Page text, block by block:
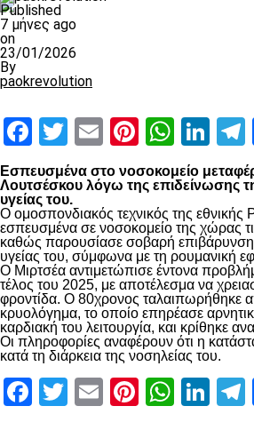
Published
7 μήνες ago
on
23/01/2026
By
paokrevolution
Facebook
Twitter
EmailPinterest
Εσπευσμένα στο νοσοκομείο
Λουτσέσκου λόγω της επιδείνωσης
υγείας του.
Ο ομοσπονδιακός τεχνικός της εθνικής
εσπευσμένα σε νοσοκομείο της χώρας
καθώς παρουσίασε σοβαρή επιβάρυνση
υγείας του, σύμφωνα με τη ρουμανική
Ο Μιρτσέα αντιμετώπισε έντονα
τέλος του 2025, με αποτέλεσμα να
φροντίδα. Ο 80χρονος ταλαιπωρήθηκε
κρυολόγημα, το οποίο επηρέασε
καρδιακή του λειτουργία, και κρίθηκε
Οι πληροφορίες αναφέρουν ότι η
κατά τη διάρκεια της νοσηλείας του.
Facebook
Twitter
EmailPinterest